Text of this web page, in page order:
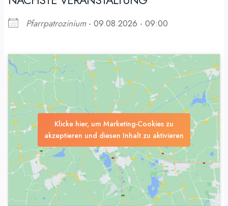
Pfarrpatrozinium- 09.08.2026 - 09:00
Klicke hier, um Marketing-Cookies zu
akzeptieren und diesen Inhalt zu aktivieren